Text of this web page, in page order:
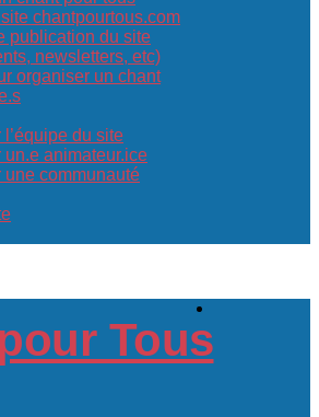
chantpourtous.com
publication du site
newsletters, etc)
organiser un chant
du site
un.e animateur.ice
une communauté